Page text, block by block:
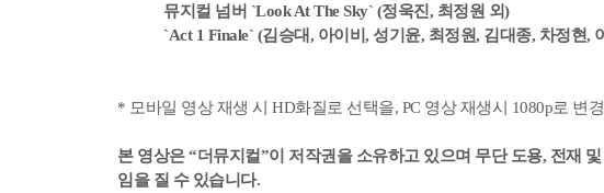
뮤지컬 넘버 `Look At The Sky` (정욱진, 최정원 외)
`Act 1 Finale` (김승대, 아이비, 성기윤, 최정원, 김대종, 차정현,
* 모바일 영상 재생 시 HD화질로 선택을, PC 영상 재생시 1080p로 변
본 영상은 “더뮤지컬”이 저작권을 소유하고 있으며 무단 도용, 전재
임을 질 수 있습니다.